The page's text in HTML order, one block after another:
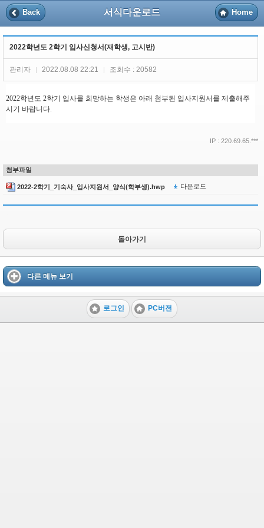
Back 서식다운로드 Home
2022학년도 2학기 입사신청서(재학생, 고시반)
관리자 2022.08.08 22:21 조회수 : 20582
2022학년도 2학기 입사를 희망하는 학생은 아래 첨부된 입사지원서를 제출해주
시기 바랍니다.
IP : 220.69.65.***
첨부파일
2022-2학기_기숙사_입사지원서_양식(학부생).hwp 다운로드
돌아가기
다른 메뉴 보기
로그인 PC버전